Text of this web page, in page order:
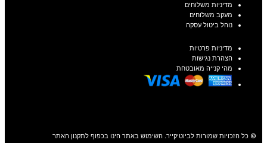
מדיניות משלוחים
מעקב משלוחים
נוהל ביטול עסקה
מדיניות פרטיות
הצהרת נגישות
מהי קנייה מאובטחת
© כל הזכויות שמורות לביוטיקייר. השימוש באתר הינו בכפוף לתקנון האתר